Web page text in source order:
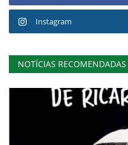
Instagram
NOTÍCIAS RECOMENDADAS